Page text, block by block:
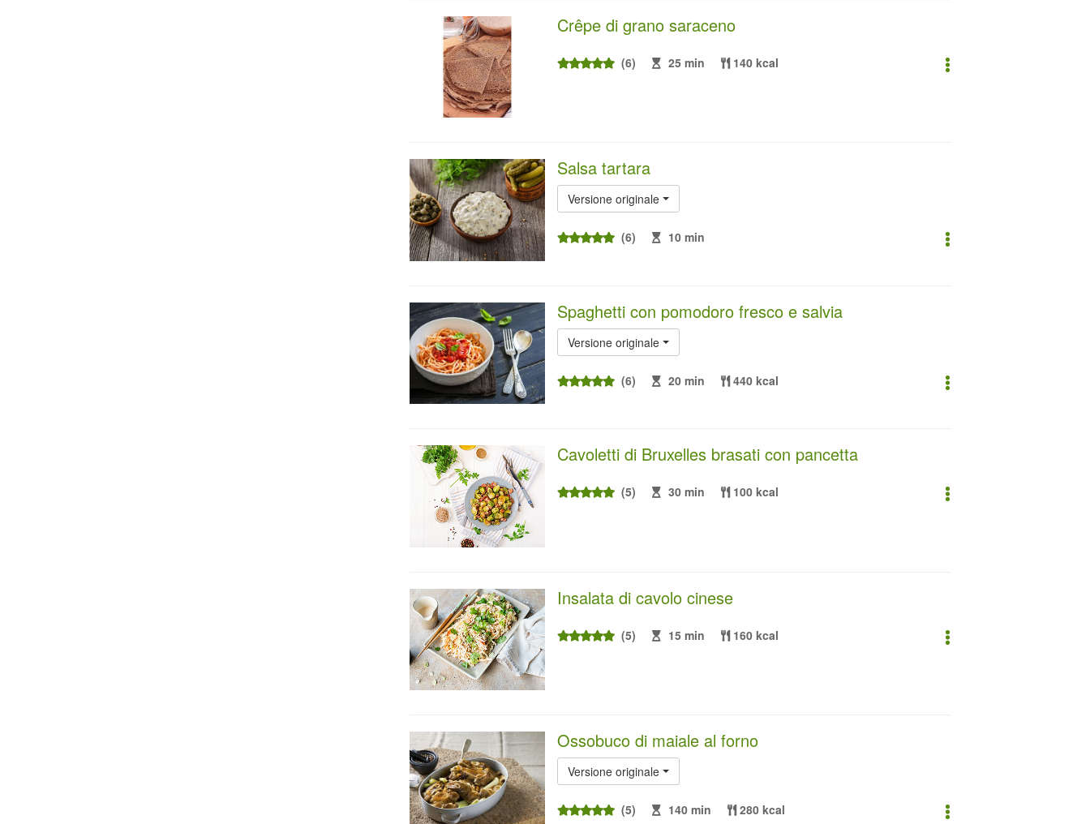
Crêpe di grano saraceno
(6) 25 min 140 kcal
Salsa tartara
Versione originale
(6) 10 min
Spaghetti con pomodoro fresco e salvia
Versione originale
(6) 20 min 440 kcal
Cavoletti di Bruxelles brasati con pancetta
(5) 30 min 100 kcal
Insalata di cavolo cinese
(5) 15 min 160 kcal
Ossobuco di maiale al forno
Versione originale
(5) 140 min 280 kcal